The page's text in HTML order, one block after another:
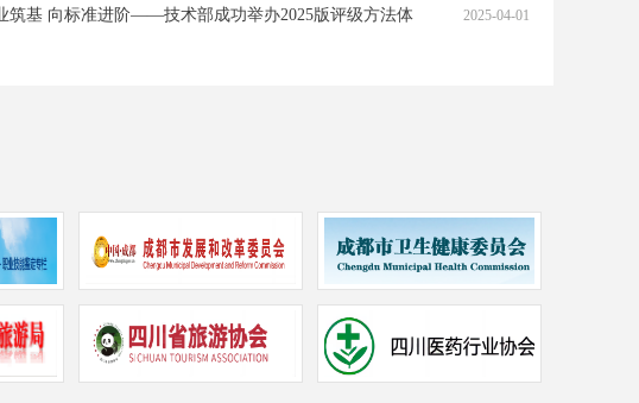
市信用建设高峰论坛暨签署“沿黄9城信用服务机构合 喜报 | 大证信用服务
筑基 向标准进阶——技术部成功举办2025版评级方法体 2025-04-01